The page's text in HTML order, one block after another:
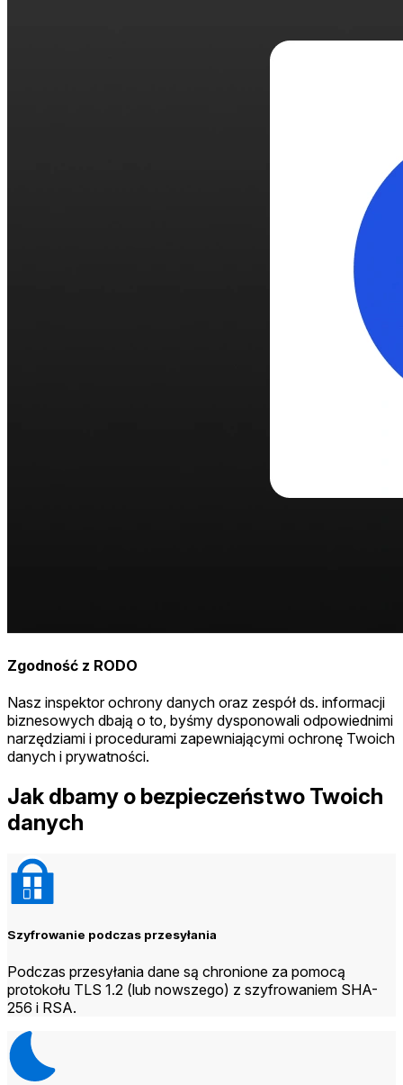
Zgodność z RODO
Nasz inspektor ochrony danych oraz zespół ds. informacji
biznesowych dbają o to, byśmy dysponowali odpowiednimi
narzędziami i procedurami zapewniającymi ochronę Twoich
danych i prywatności.
Jak dbamy o bezpieczeństwo Twoich
danych
Szyfrowanie podczas przesyłania
Podczas przesyłania dane są chronione za pomocą
protokołu TLS 1.2 (lub nowszego) z szyfrowaniem SHA-
256 i RSA.